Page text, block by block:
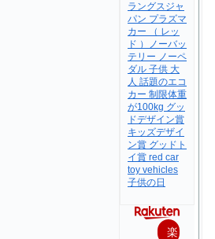
ラングスジャ
パン プラズマ
カー （ レッ
ド ）ノーバッ
テリー ノーペ
ダル 子供 大
人 話題のエコ
カー 制限体重
が100kg グッ
ドデザイン賞
キッズデザイ
ン賞 グッドト
イ賞 red car
toy vehicles
子供の日
楽